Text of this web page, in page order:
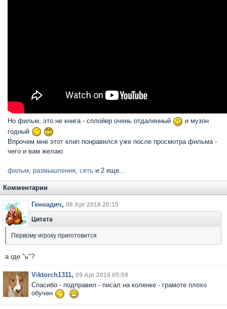
Но фильм, это не книга - сплойер очень отдаленный
и музон
годный
Впрочем мне этот клип понравился уже после просмотра фильма -
чего и вам желаю.
фильм, размышления, сеть и 2 еще...
Комментарии
Геннадич, 08 Apr 2018 20:15
Цитата
Первому игроку приготовится
а где "ь"?
Viktorch1311, 09 Apr 2018 05:59
Спасибо - подправил - писал на коленке - грамоте плохо
обучен